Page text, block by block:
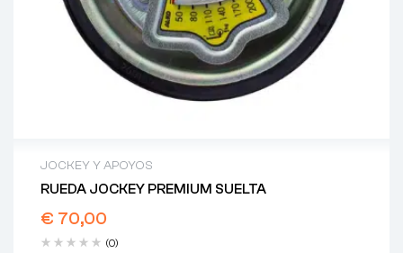
JOCKEY Y APOYOS
RUEDA JOCKEY PREMIUM SUELTA
€ 70,00
(0)